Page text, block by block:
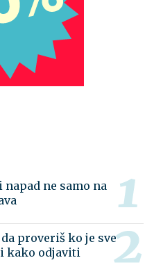
ne samo na
proveriš ko je sve
kako odjaviti